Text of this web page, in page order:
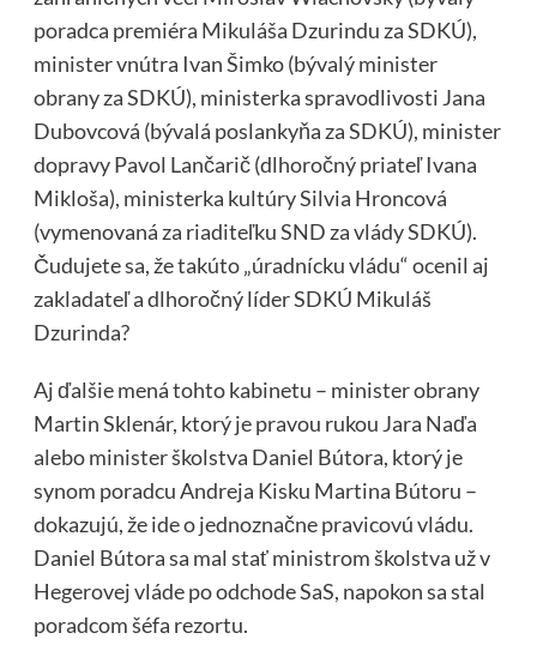
poradca premiéra Mikuláša Dzurindu za SDKÚ),
minister vnútra Ivan Šimko (bývalý minister
obrany za SDKÚ), ministerka spravodlivosti Jana
Dubovcová (bývalá poslankyňa za SDKÚ), minister
dopravy Pavol Lančarič (dlhoročný priateľ Ivana
Mikloša), ministerka kultúry Silvia Hroncová
(vymenovaná za riaditeľku SND za vlády SDKÚ).
Čudujete sa, že takúto „úradnícku vládu“ ocenil aj
zakladateľ a dlhoročný líder SDKÚ Mikuláš
Dzurinda?
Aj ďalšie mená tohto kabinetu – minister obrany
Martin Sklenár, ktorý je pravou rukou Jara Naďa
alebo minister školstva Daniel Bútora, ktorý je
synom poradcu Andreja Kisku Martina Bútoru –
dokazujú, že ide o jednoznačne pravicovú vládu.
Daniel Bútora sa mal stať ministrom školstva už v
Hegerovej vláde po odchode SaS, napokon sa stal
poradcom šéfa rezortu.